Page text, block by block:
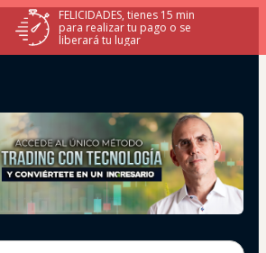
FELICIDADES, tienes 15 min
para realizar tu pago o se
liberará tu lugar